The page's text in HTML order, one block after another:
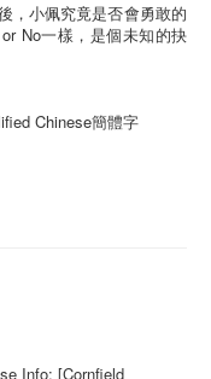
，小佩究竟是否會勇敢的
No一樣，是個未知的抉
Chinese簡體字
Info: [Cornfield